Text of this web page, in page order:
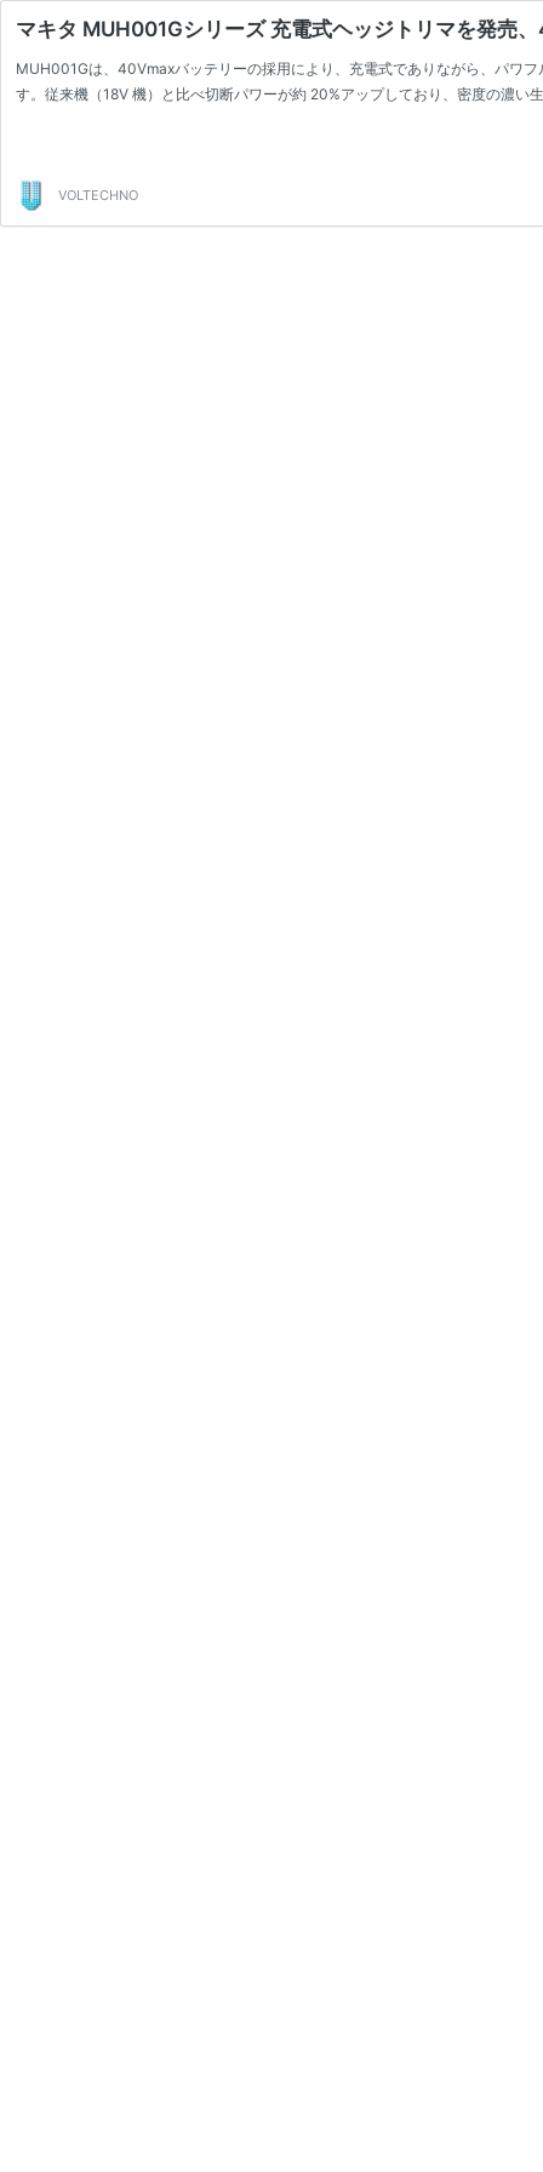
マキタ MUH001Gシリーズ 充電式ヘッジトリマを発売
MUH001Gは、40Vmaxバッテリーの採用により、充電式でありながら、パワ
す。従来機（18V 機）と比べ切断パワーが約 20%アップしており、密度の濃
VOLTECHNO